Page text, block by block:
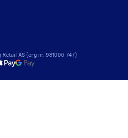
Retail AS (org nr. 981006 747)